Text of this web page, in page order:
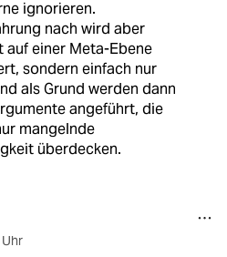
ignorieren.
nach wird aber
auf einer Meta-Ebene
sondern einfach nur
als Grund werden dann
angeführt, die
mangelnde
überdecken.